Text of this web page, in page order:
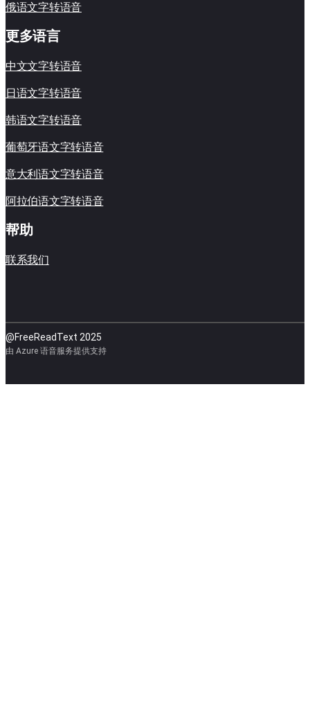
俄语文字转语音
更多语言
中文文字转语音
日语文字转语音
韩语文字转语音
葡萄牙语文字转语音
意大利语文字转语音
阿拉伯语文字转语音
帮助
联系我们
@FreeReadText 2025
由 Azure 语音服务提供支持